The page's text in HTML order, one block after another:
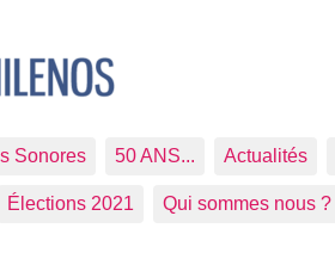
Sonores 50 ANS... Actualités
Élections 2021 Qui sommes nous ?